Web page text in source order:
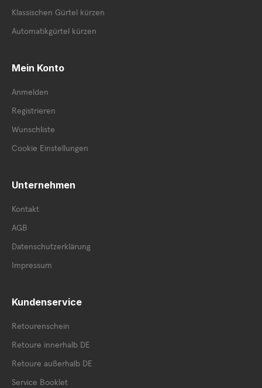
Klassischen Gürtel kürzen
Automatikgürtel kürzen
Mein Konto
Anmelden
Registrieren
Wunschliste
Cookie Einstellungen
Unternehmen
Kontakt
AGB
Datenschutzerklärung
Impressum
Kundenservice
Retourenschein
Retoure innerhalb DE
Retoure außerhalb DE
Service Booklet